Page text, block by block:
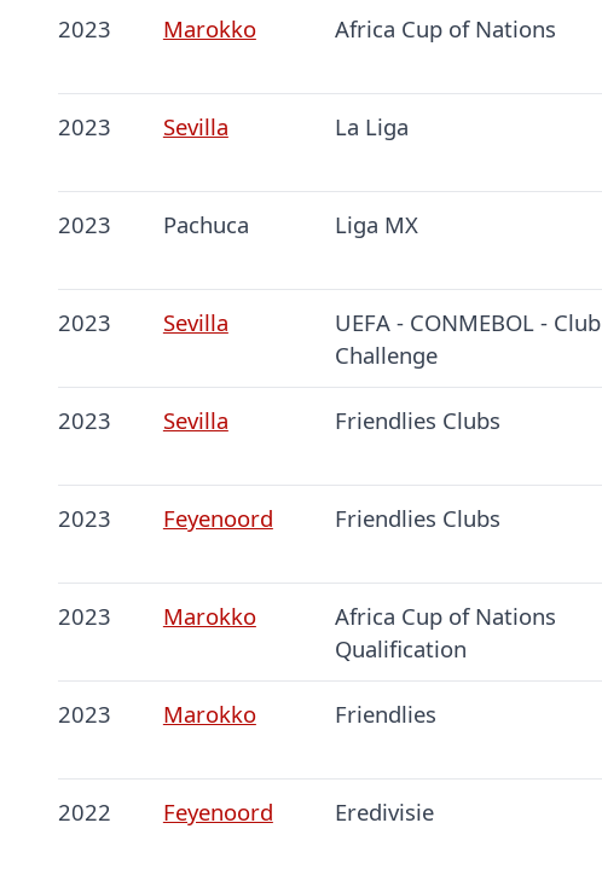
2023 Marokko Africa Cup of Nations
2023 Sevilla La Liga
2023 Pachuca Liga MX
2023 Sevilla
UEFA - CONMEBOL - Club
Challenge
2023 Sevilla Friendlies Clubs
2023 Feyenoord Friendlies Clubs
2023 Marokko
Africa Cup of Nations
Qualification
2023 Marokko Friendlies
2022 Feyenoord Eredivisie